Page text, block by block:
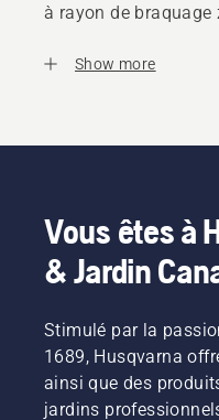
à rayon de braquage
Show more
Vous êtes à
& Jardin
Stimulé par la
1689, Husqvarna
ainsi que des
jardins